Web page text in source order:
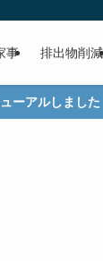
事 排出物削減
アルしました